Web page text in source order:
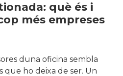
què és i
més empreses
duna oficina sembla
que ho deixa de ser. Un